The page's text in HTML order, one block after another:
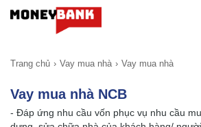
Trang chủ Vay mua nhà Vay mua nhà
Vay mua nhà NCB
- Đáp ứng nhu cầu vốn phục vụ nhu cầu